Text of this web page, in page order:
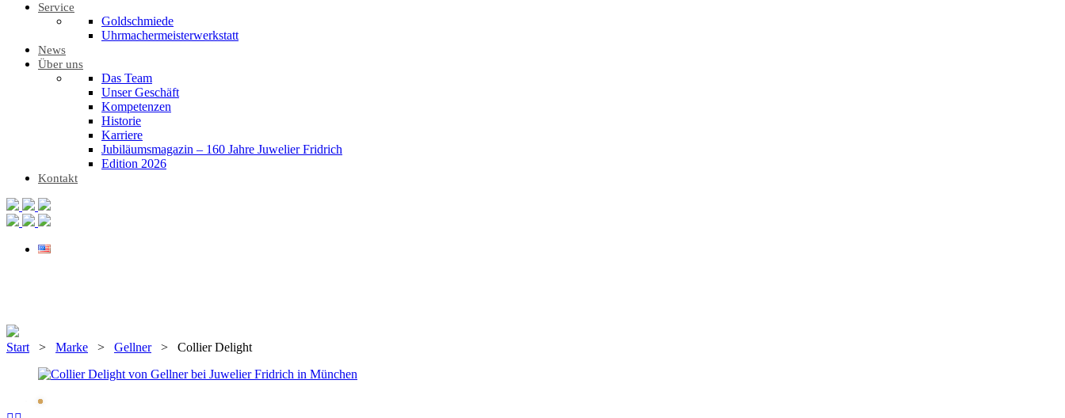
Service
Goldschmiede
Uhrmachermeisterwerkstatt
News
Über uns
Das Team
Unser Geschäft
Kompetenzen
Historie
Karriere
Jubiläumsmagazin – 160 Jahre Juwelier Fridrich
Edition 2026
Kontakt
Start > Marke > Gellner> Collier Delight